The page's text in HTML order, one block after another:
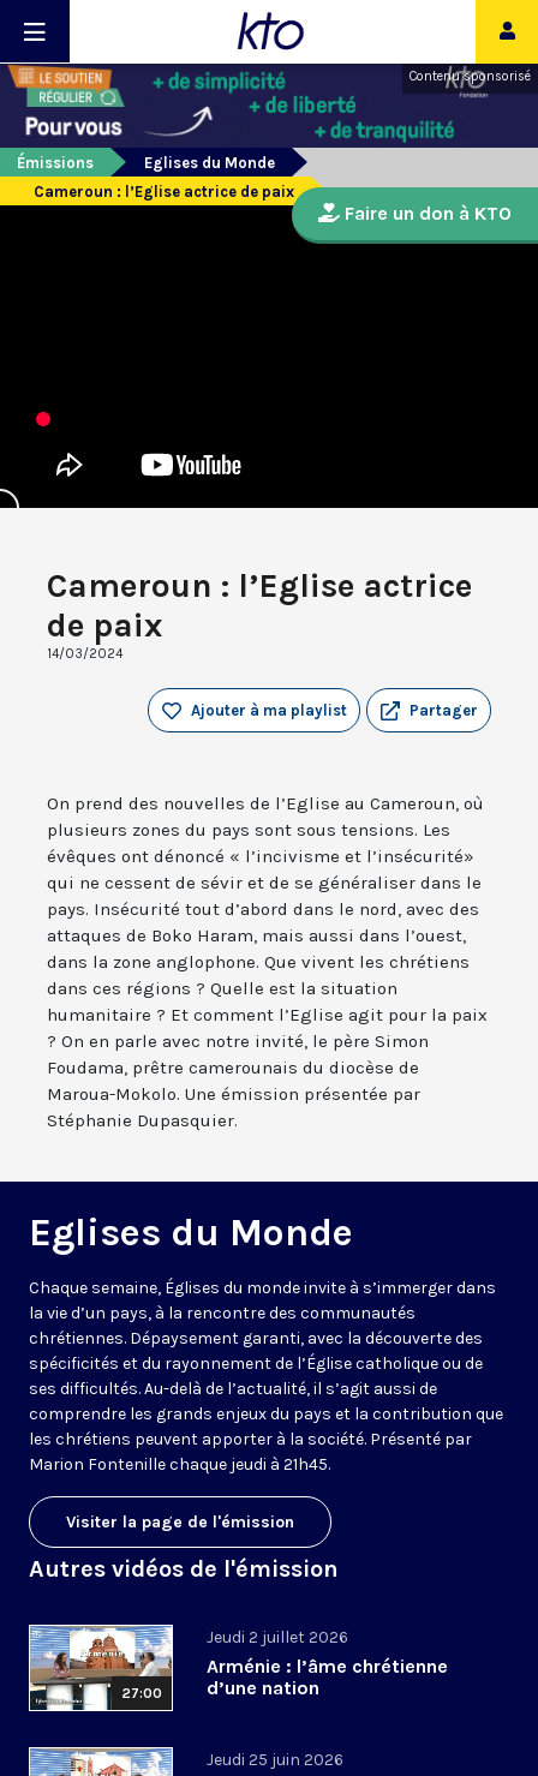
Contenu sponsorisé
Émissions
Eglises du Monde
Cameroun : l’Eglise actrice de paix
Cameroun : l’Eglise actrice
de paix
14/03/2024
Partager
Ajouter à ma playlist
On prend des nouvelles de l’Eglise au Cameroun, où
plusieurs zones du pays sont sous tensions. Les
évêques ont dénoncé « l’incivisme et l’insécurité»
qui ne cessent de sévir et de se généraliser dans le
pays. Insécurité tout d’abord dans le nord, avec des
attaques de Boko Haram, mais aussi dans l’ouest,
dans la zone anglophone. Que vivent les chrétiens
dans ces régions ? Quelle est la situation
humanitaire ? Et comment l’Eglise agit pour la paix
? On en parle avec notre invité, le père Simon
Foudama, prêtre camerounais du diocèse de
Maroua-Mokolo. Une émission présentée par
Stéphanie Dupasquier.
Eglises du Monde
Chaque semaine, Églises du monde invite à s’immerger dans
la vie d’un pays, à la rencontre des communautés
chrétiennes. Dépaysement garanti, avec la découverte des
spécificités et du rayonnement de l’Église catholique ou de
ses difficultés. Au-delà de l’actualité, il s’agit aussi de
comprendre les grands enjeux du pays et la contribution que
les chrétiens peuvent apporter à la société. Présenté par
Marion Fontenille chaque jeudi à 21h45.
Visiter la page de l'émission
Autres vidéos de l'émission
27:00
Jeudi 2 juillet 2026
Arménie : l’âme chrétienne
d’une nation
Jeudi 25 juin 2026
Faire un don à KTO